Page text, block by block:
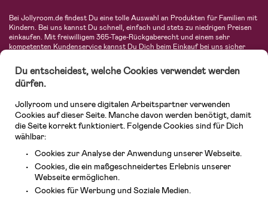
Bei Jollyroom.de findest Du eine tolle Auswahl an Produkten für Familien mit
Kindern. Bei uns kannst Du schnell, einfach und stets zu niedrigen Preisen
einkaufen. Mit freiwilligem 365-Tage-Rückgaberecht und einem sehr
kompetenten Kundenservice kannst Du Dich beim Einkauf bei uns sicher
Autositze, Kinder- und Babymode, Produkte für Mütter und eine Menge
fantastischer Einrichtungsgegenstände, Spielsachen, Babyprodukte und
vieles mehr. Wir haben Produkte von bekannten Herstellern wie Britax, Maxi-
Avent, Jack Wolfskin, Cybex, LEGO und vielen mehr. Schau Dich um in
unserer vielfältigen Online-Boutique für Kinder & Babys. Willkommen!
Du entscheidest, welche Cookies verwendet werden
dürfen.
Jollyroom und unsere digitalen Arbeitspartner verwenden
Cookies auf dieser Seite. Manche davon werden benötigt, damit
die Seite korrekt funktioniert. Folgende Cookies sind für Dich
wählbar:
Cookies zur Analyse der Anwendung unserer Webseite.
Cookies, die ein maßgeschneidertes Erlebnis unserer
Webseite ermöglichen.
Cookies für Werbung und Soziale Medien.